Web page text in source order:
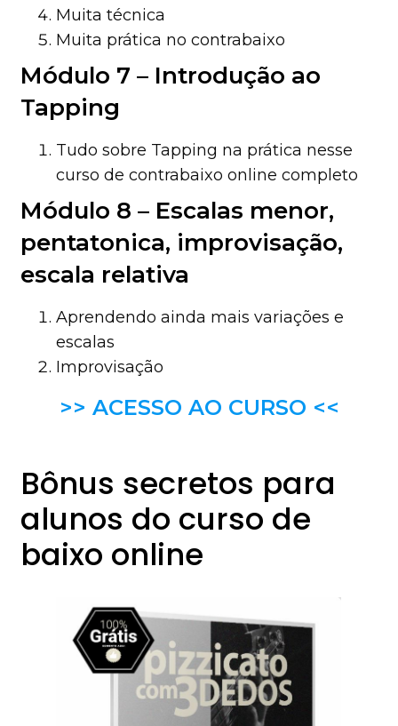
Muita técnica
Muita prática no contrabaixo
Módulo 7 – Introdução ao
Tapping
Tudo sobre Tapping na prática nesse
curso de contrabaixo online completo
Módulo 8 – Escalas menor,
pentatonica, improvisação,
escala relativa
Aprendendo ainda mais variações e
escalas
Improvisação
>> ACESSO AO CURSO <<
Bônus secretos para
alunos do curso de
baixo online